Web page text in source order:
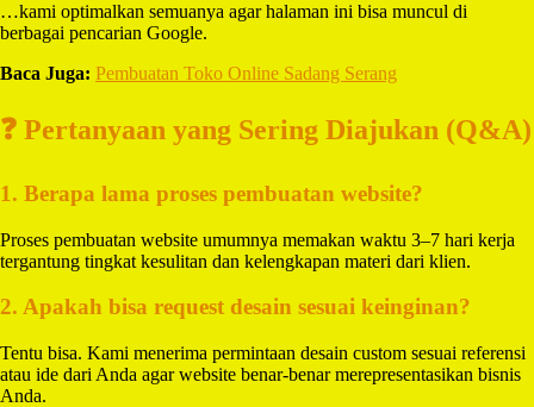
…kami optimalkan semuanya agar halaman ini bisa muncul di
berbagai pencarian Google.
Baca Juga: Pembuatan Toko Online Sadang Serang
❓ Pertanyaan yang Sering Diajukan (Q&A)
1. Berapa lama proses pembuatan website?
Proses pembuatan website umumnya memakan waktu 3–7 hari kerja
tergantung tingkat kesulitan dan kelengkapan materi dari klien.
2. Apakah bisa request desain sesuai keinginan?
Tentu bisa. Kami menerima permintaan desain custom sesuai referensi
atau ide dari Anda agar website benar-benar merepresentasikan bisnis
Anda.